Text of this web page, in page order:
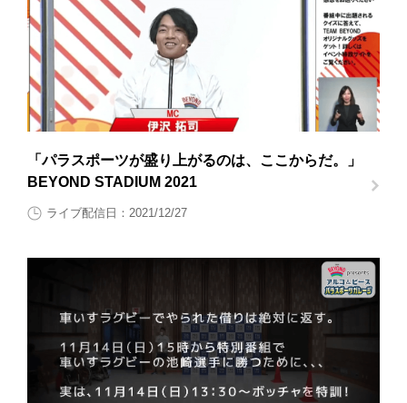
「パラスポーツが盛り上がるのは、ここからだ。」
BEYOND STADIUM 2021
ライブ配信日：2021/12/27